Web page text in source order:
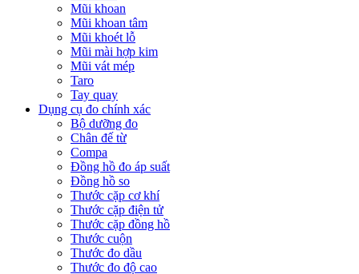
Mũi khoan
Mũi khoan tâm
Mũi khoét lỗ
Mũi mài hợp kim
Mũi vát mép
Taro
Tay quay
Dụng cụ đo chính xác
Bộ dưỡng đo
Chân đế từ
Compa
Đồng hồ đo áp suất
Đồng hồ so
Thước cặp cơ khí
Thước cặp điện tử
Thước cặp đồng hồ
Thước cuộn
Thước đo dầu
Thước đo độ cao